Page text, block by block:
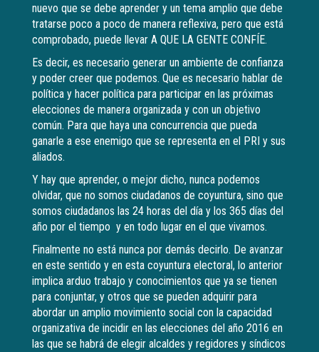
nuevo que se debe aprender y un tema amplio que debe
tratarse poco a poco de manera reflexiva, pero que está
comprobado, puede llevar A QUE LA GENTE CONFÍE.
Es decir, es necesario generar un ambiente de confianza
y poder creer que podemos. Que es necesario hablar de
política y hacer política para participar en las próximas
elecciones de manera organizada y con un objetivo
común. Para que haya una concurrencia que pueda
ganarle a ese enemigo que se representa en el PRI y sus
aliados.
Y hay que aprender, o mejor dicho, nunca podemos
olvidar, que no somos ciudadanos de coyuntura, sino que
somos ciudadanos las 24 horas del día y los 365 días del
año por el tiempo y en todo lugar en el que vivamos.
Finalmente no está nunca por demás decirlo. De avanzar
en este sentido y en esta coyuntura electoral, lo anterior
implica arduo trabajo y conocimientos que ya se tienen
para conjuntar, y otros que se pueden adquirir para
abordar un amplio movimiento social con la capacidad
organizativa de incidir en las elecciones del año 2016 en
las que se habrá de elegir alcaldes y regidores y síndicos